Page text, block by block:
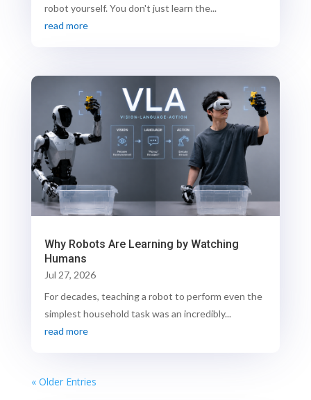
robot yourself. You don't just learn the...
read more
Why Robots Are Learning by Watching
Humans
Jul 27, 2026
For decades, teaching a robot to perform even the
simplest household task was an incredibly...
read more
« Older Entries